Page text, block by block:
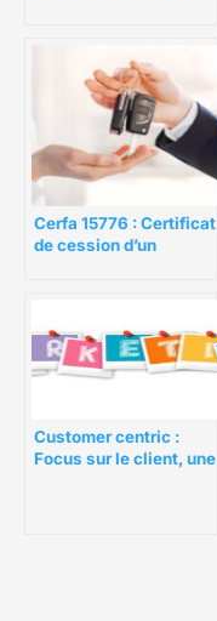
Cerfa 15776 : Certificat
de cession d’un
Customer centric :
Focus sur le client, une